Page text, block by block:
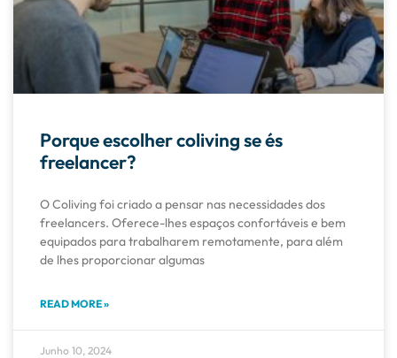
Porque escolher coliving se és
freelancer?
O Coliving foi criado a pensar nas necessidades dos
freelancers. Oferece-lhes espaços confortáveis e bem
equipados para trabalharem remotamente, para além
de lhes proporcionar algumas
READ MORE »
Junho 10, 2024